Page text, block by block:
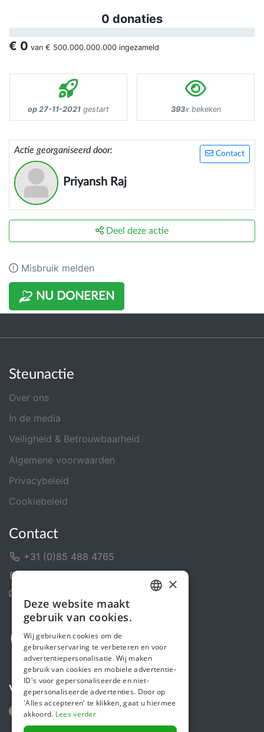
0 donaties
€ 0 van € 500.000.000.000 ingezameld
op 27-11-2021 gestart 393x bekeken
Contact
Actie georganiseerd door:
Priyansh Raj
NU DONEREN
Deel deze actie
Misbruik melden
Steunactie
Over ons
In de media
Veiligheid & Betrouwbaarheid
Algemene voorwaarden
Privacybeleid
Cookiebeleid
Contact
+31 (0)85 488 4765
Volg ons
ENGLISH
×
Deze website maakt
gebruik van cookies.
Wij gebruiken cookies om de
gebruikerservaring te verbeteren en voor
advertentiepersonalisatie. Wij maken
gebruik van cookies en mobiele advertentie-
ID's voor gepersonaliseerde en niet-
gepersonaliseerde advertenties. Door op
'Alles accepteren' te klikken, gaat u hiermee
akkoord. Lees verder